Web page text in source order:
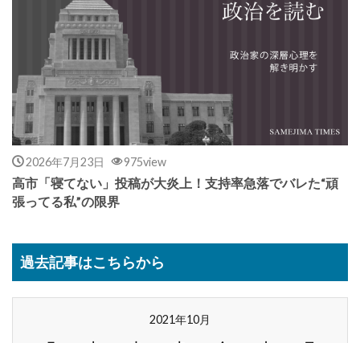
2026年7月23日 975view
高市「寝てない」投稿が大炎上！支持率急落でバレた“頑
張ってる私”の限界
過去記事はこちらから
2021年10月